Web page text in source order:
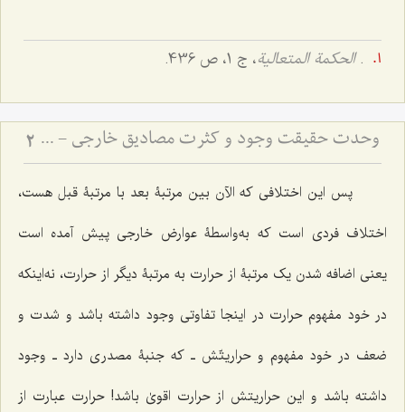
.الحکمة المتعالیة، ج 1، ص 436.
وحدت حقیقت وجود و کثرت مصادیق خارجی - تبیین دیدگاه رواقیون در عدم اختلاف انواع در مراتب وجود 2
پس این اختلافى که الآن بین مرتبۀ بعد با مرتبۀ قبل هست،
اختلاف فردی است که به‌واسطۀ عوارض خارجى پیش آمده است
یعنى اضافه شدن یک مرتبۀ از حرارت به مرتبۀ دیگر از حرارت، نه‌اینکه
در خود مفهوم حرارت در اینجا تفاوتی وجود داشته باشد و شدت و
ضعف در خود مفهوم و حراریتّش ـ که جنبۀ مصدری دارد ـ وجود
داشته باشد و این حراریتش از حرارت اقویٰ باشد! حرارت عبارت از